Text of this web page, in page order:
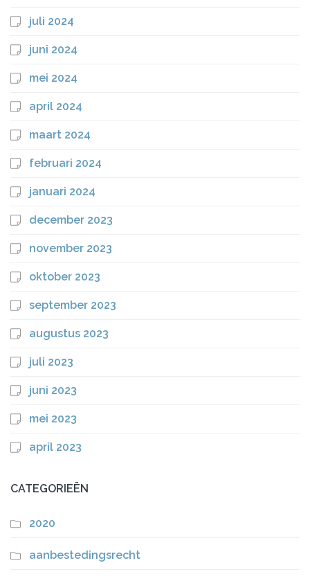
juli 2024
juni 2024
mei 2024
april 2024
maart 2024
februari 2024
januari 2024
december 2023
november 2023
oktober 2023
september 2023
augustus 2023
juli 2023
juni 2023
mei 2023
april 2023
CATEGORIEËN
2020
aanbestedingsrecht